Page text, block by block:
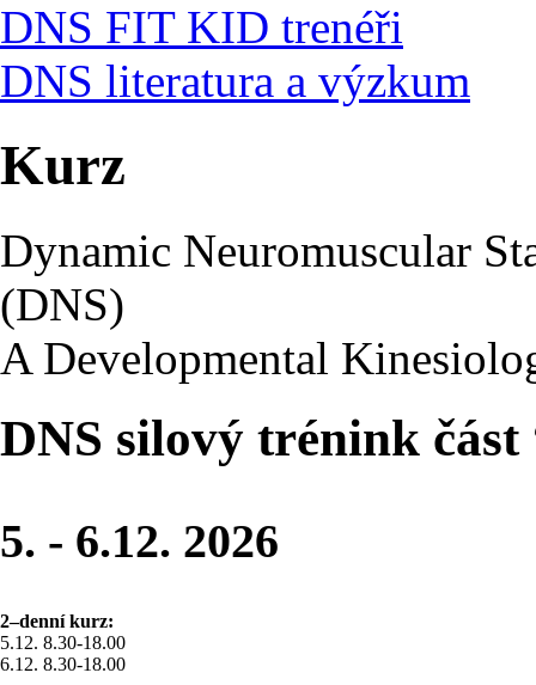
DNS FIT KID trenéři
DNS literatura a výzkum
Kurz
Dynamic Neuromuscular
(DNS)
A Developmental
DNS silový trénink část
5. - 6.12. 2026
2–denní kurz:
5.12. 8.30-18.00
6.12. 8.30-18.00